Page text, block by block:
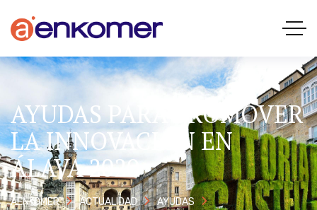
AYUDAS PARA PROMOVER
LA INNOVACIÓN EN
ÁLAVA 2020
AENKOMER ACTUALIDAD
AYUDAS